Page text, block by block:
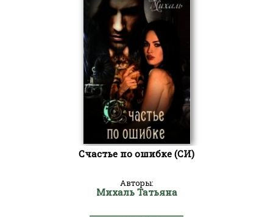
Счастье по ошибке (СИ)
Авторы:
Михаль Татьяна